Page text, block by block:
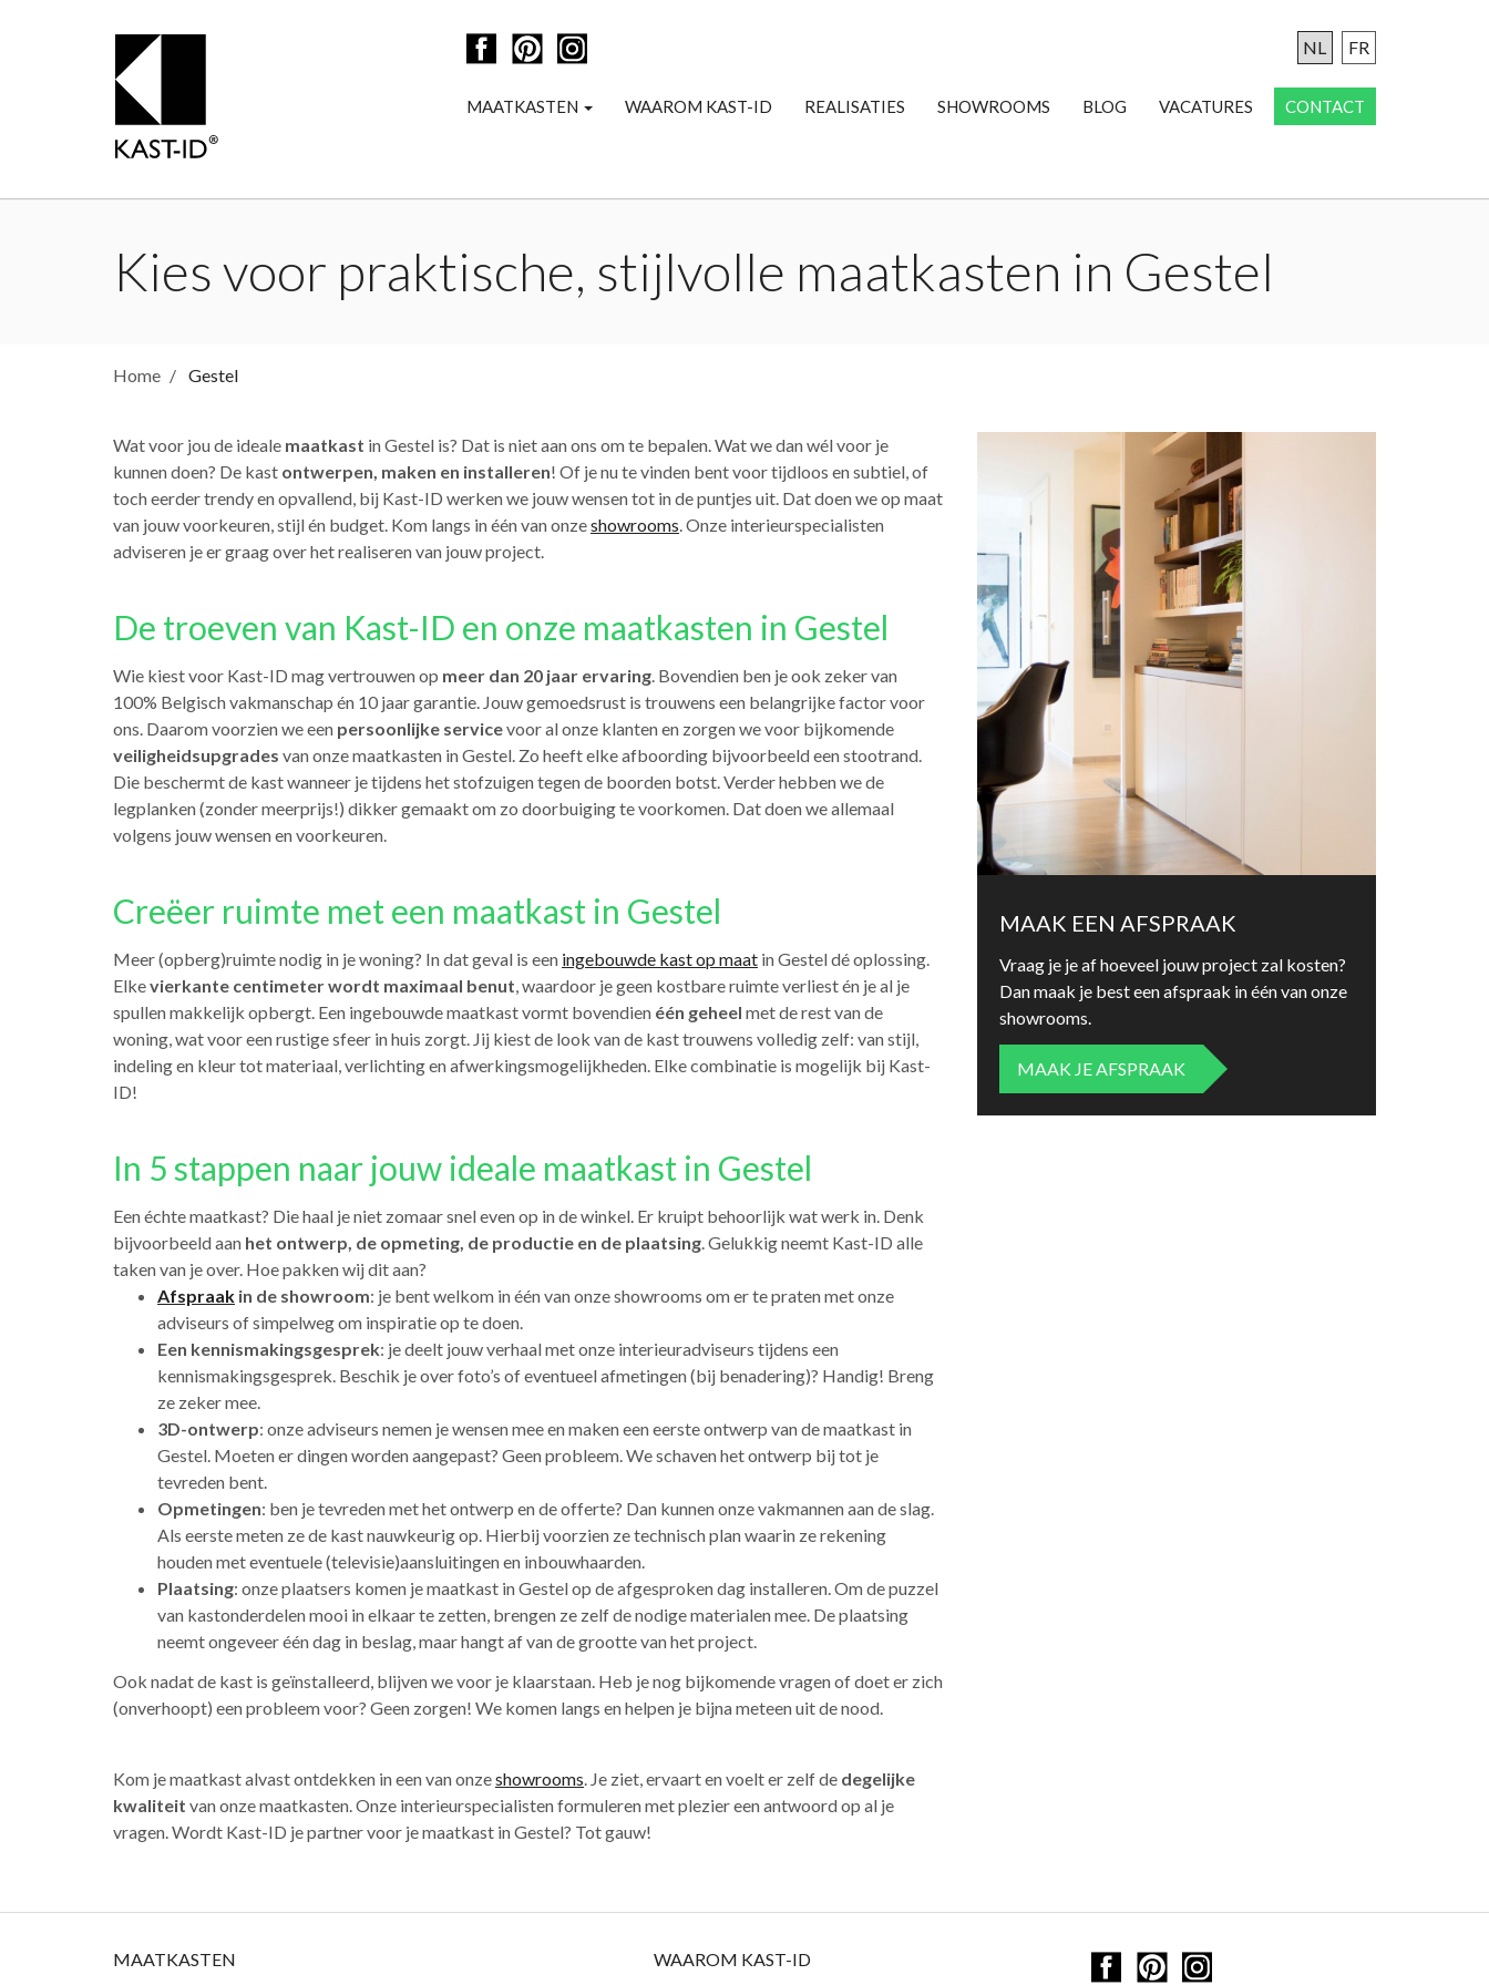
MAATKASTEN WAAROM KAST-ID REALISATIES SHOWROOMS BLOG VACATURES CONTACT
NL FR
Kies voor praktische, stijlvolle maatkasten in Gestel
Home Gestel
Wat voor jou de ideale maatkast in Gestel is? Dat is niet aan ons om te bepalen. Wat we dan wél voor je
kunnen doen? De kast ontwerpen, maken en installeren! Of je nu te vinden bent voor tijdloos en subtiel, of
toch eerder trendy en opvallend, bij Kast-ID werken we jouw wensen tot in de puntjes uit. Dat doen we op maat
van jouw voorkeuren, stijl én budget. Kom langs in één van onzeshowrooms. Onze interieurspecialisten
adviseren je er graag over het realiseren van jouw project.
De troeven van Kast-ID en onze maatkasten in Gestel
Wie kiest voor Kast-ID mag vertrouwen op meer dan 20 jaar ervaring. Bovendien ben je ook zeker van
100% Belgisch vakmanschap én 10 jaar garantie. Jouw gemoedsrust is trouwens een belangrijke factor voor
ons. Daarom voorzien we een persoonlijke servicevoor al onze klanten en zorgen we voor bijkomende
veiligheidsupgrades van onze maatkasten in Gestel. Zo heeft elke afboording bijvoorbeeld een stootrand.
Die beschermt de kast wanneer je tijdens het stofzuigen tegen de boorden botst. Verder hebben we de
legplanken (zonder meerprijs!) dikker gemaakt om zo doorbuiging te voorkomen. Dat doen we allemaal
volgens jouw wensen en voorkeuren.
Creëer ruimte met een maatkast in Gestel
Meer (opberg)ruimte nodig in je woning? In dat geval is een ingebouwde kast op maat in Gestel dé oplossing.
Elkevierkante centimeter wordt maximaal benut, waardoor je geen kostbare ruimte verliest én je al je
spullen makkelijk opbergt. Een ingebouwde maatkast vormt bovendien één geheel met de rest van de
woning, wat voor een rustige sfeer in huis zorgt. Jij kiest de look van de kast trouwens volledig zelf: van stijl,
indeling en kleur tot materiaal, verlichting en afwerkingsmogelijkheden. Elke combinatie is mogelijk bij Kast-
ID!
In 5 stappen naar jouw ideale maatkast in Gestel
Een échte maatkast? Die haal je niet zomaar snel even op in de winkel. Er kruipt behoorlijk wat werk in. Denk
bijvoorbeeld aan het ontwerp, de opmeting, de productie en de plaatsing. Gelukkig neemt Kast-ID alle
taken van je over. Hoe pakken wij dit aan?
Afspraak in de showroom: je bent welkom in één van onze showrooms om er te praten met onze
adviseurs of simpelweg om inspiratie op te doen.
Een kennismakingsgesprek: je deelt jouw verhaal met onze interieuradviseurs tijdens een
kennismakingsgesprek. Beschik je over foto’s of eventueel afmetingen (bij benadering)? Handig! Breng
ze zeker mee.
3D-ontwerp: onze adviseurs nemen je wensen mee en maken een eerste ontwerp van de maatkast in
Gestel. Moeten er dingen worden aangepast? Geen probleem. We schaven het ontwerp bij tot je
tevreden bent.
Opmetingen: ben je tevreden met het ontwerp en de offerte? Dan kunnen onze vakmannen aan de slag.
Als eerste meten ze de kast nauwkeurig op. Hierbij voorzien ze technisch plan waarin ze rekening
houden met eventuele (televisie)aansluitingen en inbouwhaarden.
Plaatsing: onze plaatsers komen je maatkast in Gestel op de afgesproken dag installeren. Om de puzzel
van kastonderdelen mooi in elkaar te zetten, brengen ze zelf de nodige materialen mee. De plaatsing
neemt ongeveer één dag in beslag, maar hangt af van de grootte van het project.
Ook nadat de kast is geïnstalleerd, blijven we voor je klaarstaan. Heb je nog bijkomende vragen of doet er zich
(onverhoopt) een probleem voor? Geen zorgen! We komen langs en helpen je bijna meteen uit de nood.
Kom je maatkast alvast ontdekken in een van onzeshowrooms. Je ziet, ervaart en voelt er zelf de degelijke
kwaliteit van onze maatkasten. Onze interieurspecialisten formuleren met plezier een antwoord op al je
vragen. Wordt Kast-ID je partner voor je maatkast in Gestel? Tot gauw!
MAAK EEN AFSPRAAK
Vraag je je af hoeveel jouw project zal kosten?
Dan maak je best een afspraak in één van onze
showrooms.
MAAK JE AFSPRAAK
MAATKASTEN WAAROM KAST-ID